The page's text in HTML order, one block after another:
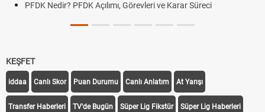
PFDK Nedir? PFDK Açılımı, Görevleri ve Karar Süreci
KEŞFET
iddaa Canlı Skor Puan Durumu Canlı Anlatım At Yarışı
Transfer Haberleri TV'de Bugün Süper Lig Fikstür Süper Lig Haberleri